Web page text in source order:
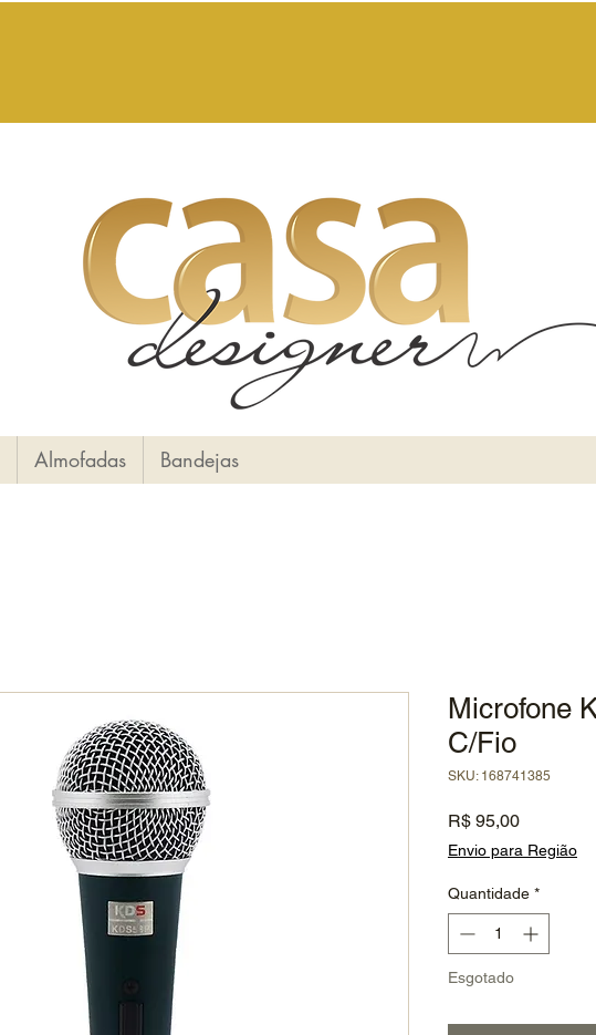
Almofadas Bandejas
Microfone
C/Fio
SKU: 168741385
R$ 95,00Preço
Envio para Região
Quantidade *
Esgotado